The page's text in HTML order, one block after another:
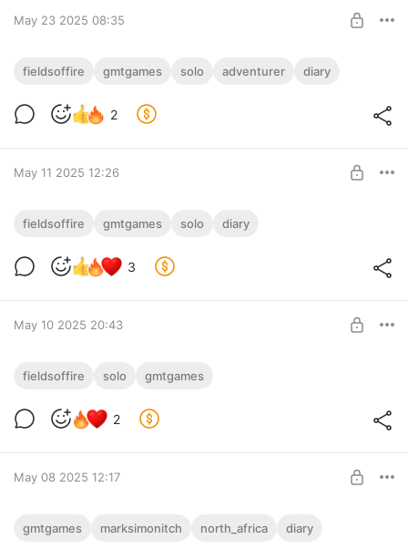
May 23 2025 08:35
Миссия 3. Патруль
fieldsoffire gmtgames solo adventurer diary
2
May 11 2025 12:26
Fields of Fire. Начало второй миссии
Fields of Fire. Первые три хода второй миссии кампании в
Level required:
Adventurer
fieldsoffire gmtgames solo diary
3
May 10 2025 20:43
Fields of Fire: Normandy. Вторая миссия
Расстановка и три хода первой попытки.
fieldsoffire solo gmtgames
2
May 08 2025 12:17
North Africa '41, Crusader
gmtgames marksimonitch north_africa diary